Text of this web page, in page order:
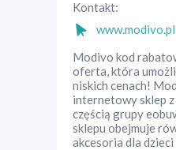
Kontakt:
www.modivo.pl
Modivo kod
oferta, która
niskich cenach!
internetowy sklep
częścią grupy
sklepu obejmuje
akcesoria dla dzieci